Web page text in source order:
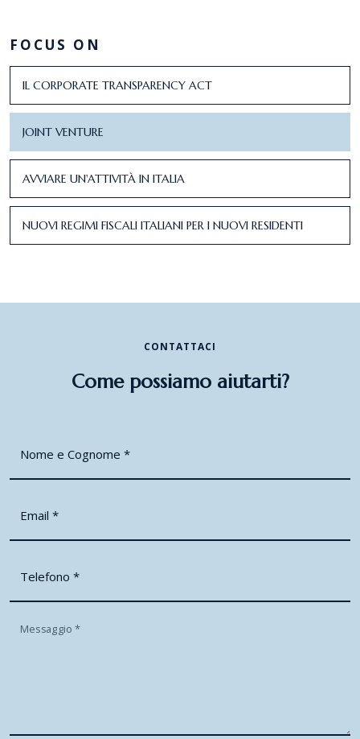
FOCUS ON
IL CORPORATE TRANSPARENCY ACT
JOINT VENTURE
AVVIARE UN'ATTIVITÀ IN ITALIA
NUOVI REGIMI FISCALI ITALIANI PER I NUOVI RESIDENTI
CONTATTACI
Come possiamo aiutarti?
Nome e Cognome *
Email *
Telefono *
Messaggio*